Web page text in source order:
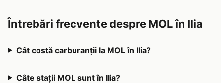
Întrebări frecvente despre MOL în Ilia
Cât costă carburanții la MOL în Ilia?
Câte stații MOL sunt în Ilia?